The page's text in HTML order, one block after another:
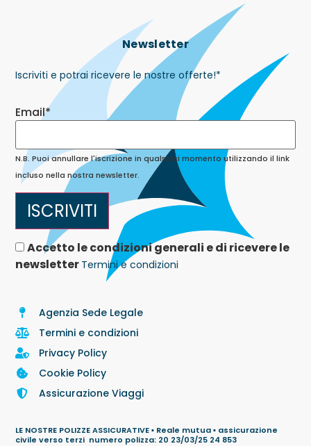
Agenzia Sede Legale
Termini e condizioni
Privacy Policy
Cookie Policy
Assicurazione Viaggi
LE NOSTRE POLIZZE ASSICURATIVE ▪ Reale mutua ▪ assicurazione
civile verso terzi numero polizza: 20 23/03/25 24 853
Newsletter
Iscriviti e potrai ricevere le nostre offerte!*
Email*
N.B. Puoi annullare l'iscrizione in qualsiasi momento utilizzando il link
incluso nella nostra newsletter.
Accetto le condizioni generali e di ricevere le
newsletter Termini e condizioni